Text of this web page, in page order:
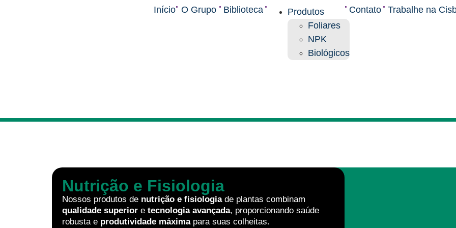
Início. O Grupo . Biblioteca .
Produtos
Foliares
NPK
Biológicos
. Contato . Trabalhe na
Nutrição e Fisiologia
Nossos produtos de nutrição e fisiologiade plantas combinam
qualidade superior e tecnologia avançada, proporcionando saúde
robusta e produtividade máximapara suas colheitas.